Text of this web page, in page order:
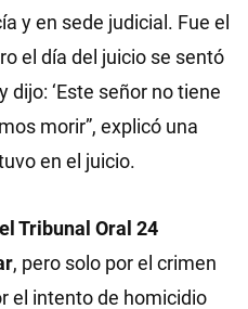
y en sede judicial. Fue el
el día del juicio se sentó
dijo: ‘Este señor no tiene
morir”, explicó una
en el juicio.
el Tribunal Oral 24
, pero solo por el crimen
el intento de homicidio